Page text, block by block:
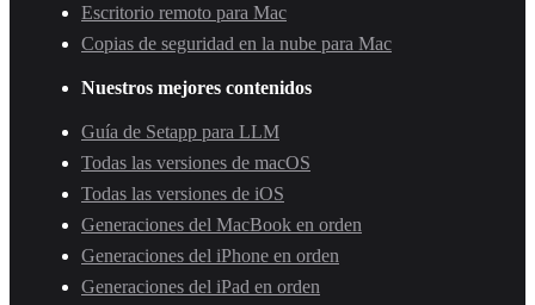
Escritorio remoto para Mac
Copias de seguridad en la nube para Mac
Nuestros mejores contenidos
Guía de Setapp para LLM
Todas las versiones de macOS
Todas las versiones de iOS
Generaciones del MacBook en orden
Generaciones del iPhone en orden
Generaciones del iPad en orden